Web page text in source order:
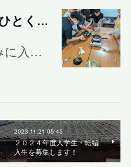
1学期の学習は7/24でひとくぎり
に入…
2023.11.21 05:45
２０２４年度入学生・転編
入生を募集します！